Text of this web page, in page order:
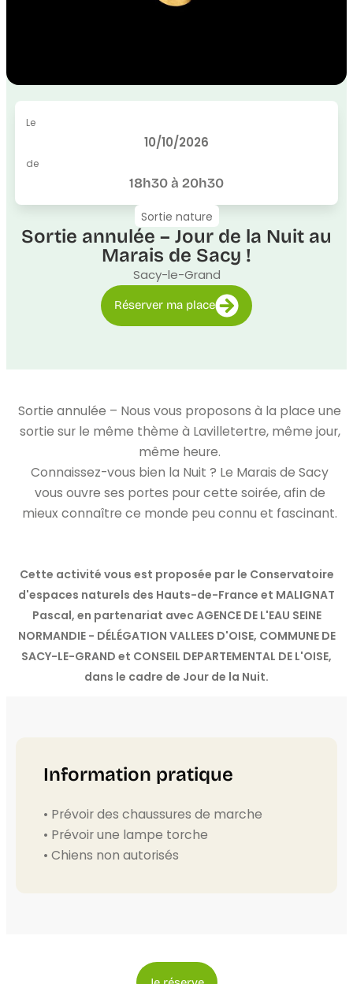
Le
10/10/2026
de
18h30 à 20h30
Sortie nature
Sortie annulée – Jour de la Nuit au
Marais de Sacy !
Sacy-le-Grand
Réserver ma place
Sortie annulée – Nous vous proposons à la place une
sortie sur le même thème à Lavilletertre, même jour,
même heure.
Connaissez-vous bien la Nuit ? Le Marais de Sacy
vous ouvre ses portes pour cette soirée, afin de
mieux connaître ce monde peu connu et fascinant.
Cette activité vous est proposée par le Conservatoire
d'espaces naturels des Hauts-de-France et MALIGNAT
Pascal, en partenariat avec AGENCE DE L'EAU SEINE
NORMANDIE - DÉLÉGATION VALLEES D'OISE, COMMUNE DE
SACY-LE-GRAND et CONSEIL DEPARTEMENTAL DE L'OISE,
dans le cadre de Jour de la Nuit.
Information pratique
• Prévoir des chaussures de marche
• Prévoir une lampe torche
• Chiens non autorisés